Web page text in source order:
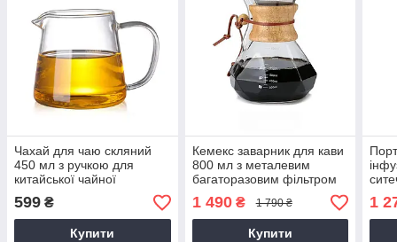
Чахай для чаю скляний
450 мл з ручкою для
китайської чайної
599 ₴
Купити
Кемекс заварник для кави
800 мл з металевим
багаторазовим фільтром
заварювання кавоварка
chemex 0 8 л
1 490₴ 1 790 ₴
Купити
500
1